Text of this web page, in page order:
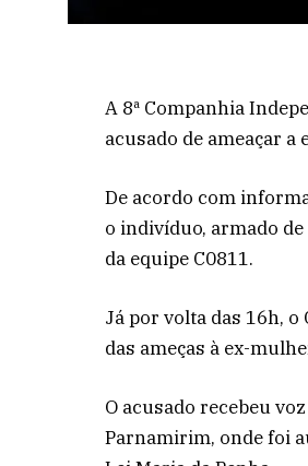
A 8ª Companhia
acusado de ameaçar a
De acordo com
o indivíduo, armado
da equipe C0811.
Já por volta das 16h, o
das ameças à ex-
O acusado recebeu
Parnamirim, onde foi